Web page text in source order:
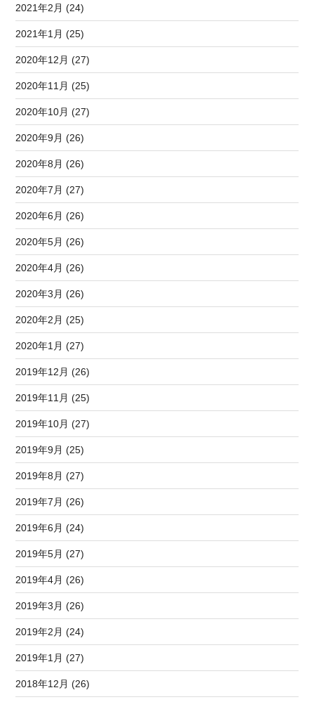
2021年2月 (24)
2021年1月 (25)
2020年12月 (27)
2020年11月 (25)
2020年10月 (27)
2020年9月 (26)
2020年8月 (26)
2020年7月 (27)
2020年6月 (26)
2020年5月 (26)
2020年4月 (26)
2020年3月 (26)
2020年2月 (25)
2020年1月 (27)
2019年12月 (26)
2019年11月 (25)
2019年10月 (27)
2019年9月 (25)
2019年8月 (27)
2019年7月 (26)
2019年6月 (24)
2019年5月 (27)
2019年4月 (26)
2019年3月 (26)
2019年2月 (24)
2019年1月 (27)
2018年12月 (26)